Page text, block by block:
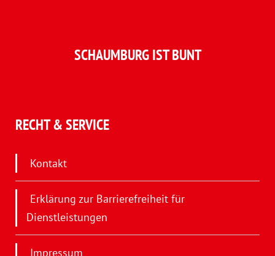
SCHAUMBURG IST BUNT
RECHT & SERVICE
Kontakt
Erklärung zur Barrierefreiheit für
Dienstleistungen
Impressum